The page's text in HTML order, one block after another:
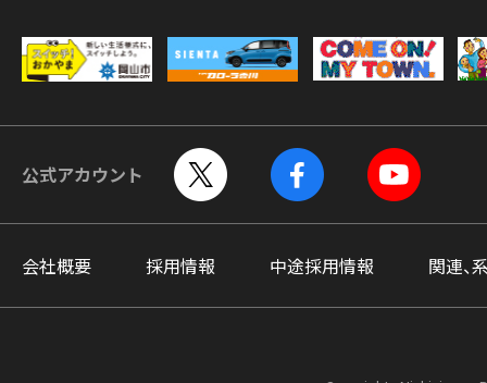
公式アカウント
会社概要 採用情報 中途採用情報 関連、